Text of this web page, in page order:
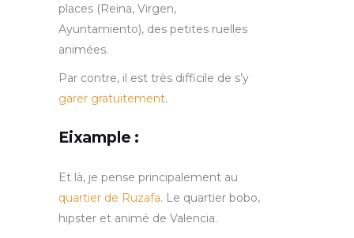
places (Reina, Virgen,
Ayuntamiento), des petites ruelles
animées.
Par contre, il est très difficile de s’y
garer gratuitement.
Eixample :
Et là, je pense principalement au
quartier de Ruzafa. Le quartier bobo,
hipster et animé de Valencia.